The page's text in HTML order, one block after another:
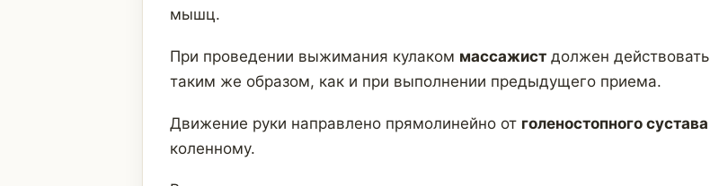
мышц.
При проведении выжимания кулаком массажист должен действовать
таким же образом, как и при выполнении предыдущего приема.
Движение руки направлено прямолинейно от голеностопного сустава
коленному.